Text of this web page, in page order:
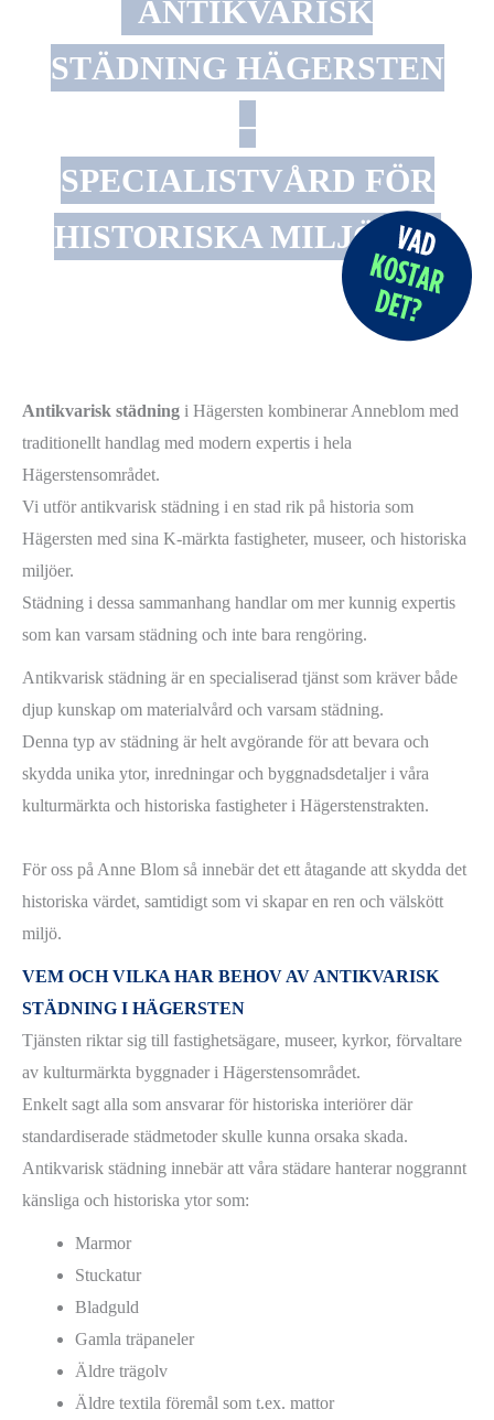
ANTIKVARISK
STÄDNING HÄGERSTEN
–
SPECIALISTVÅRD FÖR
HISTORISKA MILJÖER
Antikvarisk städning i Hägersten kombinerar Anneblom med
traditionellt handlag med modern expertis i hela
Hägerstensområdet.
Vi utför antikvarisk städning i en stad rik på historia som
Hägersten med sina K-märkta fastigheter, museer, och historiska
miljöer.
Städning i dessa sammanhang handlar om mer kunnig expertis
som kan varsam städning och inte bara rengöring.
Antikvarisk städning är en specialiserad tjänst som kräver både
djup kunskap om materialvård och varsam städning.
Denna typ av städning är helt avgörande för att bevara och
skydda unika ytor, inredningar och byggnadsdetaljer i våra
kulturmärkta och historiska fastigheter i Hägerstenstrakten.
För oss på Anne Blom så innebär det ett åtagande att skydda det
historiska värdet, samtidigt som vi skapar en ren och välskött
miljö.
VEM OCH VILKA HAR BEHOV AV ANTIKVARISK
STÄDNING I HÄGERSTEN
Tjänsten riktar sig till fastighetsägare, museer, kyrkor, förvaltare
av kulturmärkta byggnader i Hägerstensområdet.
Enkelt sagt alla som ansvarar för historiska interiörer där
standardiserade städmetoder skulle kunna orsaka skada.
Antikvarisk städning innebär att våra städare hanterar noggrannt
känsliga och historiska ytor som:
Marmor
Stuckatur
Bladguld
Gamla träpaneler
Äldre trägolv
Äldre textila föremål som t.ex. mattor